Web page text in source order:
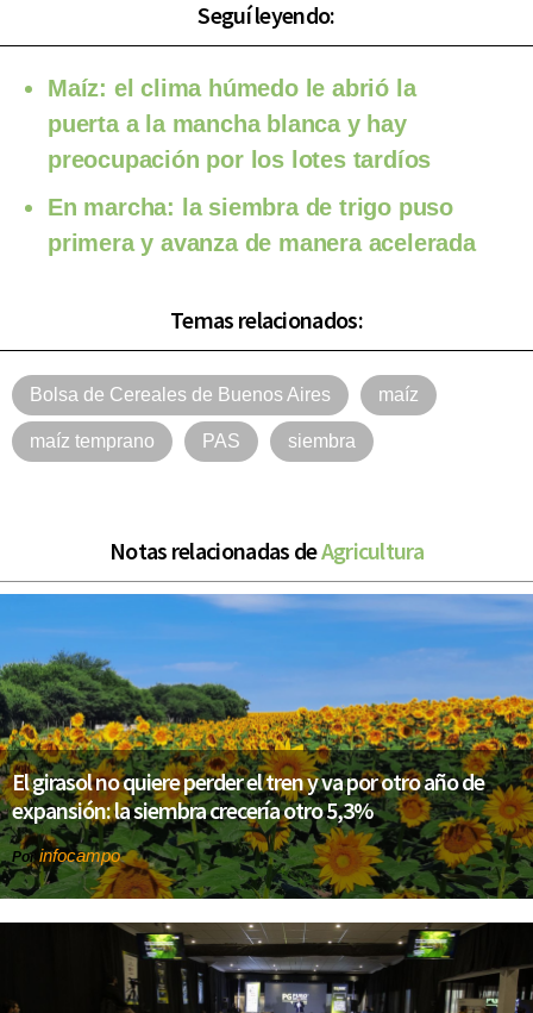
Seguí leyendo:
Maíz: el clima húmedo le abrió la
puerta a la mancha blanca y hay
preocupación por los lotes tardíos
En marcha: la siembra de trigo puso
primera y avanza de manera acelerada
Temas relacionados:
Bolsa de Cereales de Buenos Aires maíz
maíz temprano PAS siembra
Notas relacionadas deAgricultura
El girasol no quiere perder el tren y va por otro año de
expansión: la siembra crecería otro 5,3%
Por infocampo